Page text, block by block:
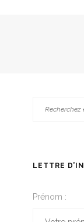
LETTRE
Prénom :